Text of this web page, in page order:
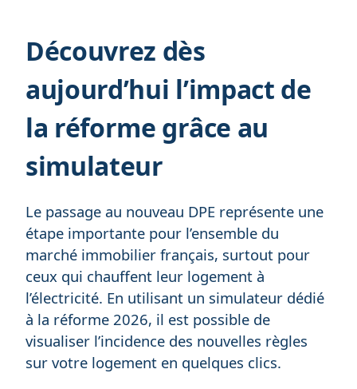
Découvrez dès
aujourd’hui l’impact de
la réforme grâce au
simulateur
Le passage au nouveau DPE représente une
étape importante pour l’ensemble du
marché immobilier français, surtout pour
ceux qui chauffent leur logement à
l’électricité. En utilisant un simulateur dédié
à la réforme 2026, il est possible de
visualiser l’incidence des nouvelles règles
sur votre logement en quelques clics.